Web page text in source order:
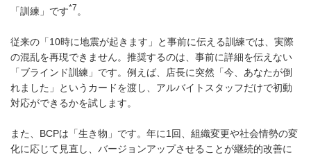
「訓練」です*7 。
従来の「10時に地震が起きます」と事前に伝える訓練では、実際
の混乱を再現できません。推奨するのは、事前に詳細を伝えない
「ブラインド訓練」です。例えば、店長に突然「今、あなたが倒
れました」というカードを渡し、アルバイトスタッフだけで初動
対応ができるかを試します。
また、BCPは「生き物」です。年に1回、組織変更や社会情勢の変
化に応じて見直し、バージョンアップさせることが継続的改善に